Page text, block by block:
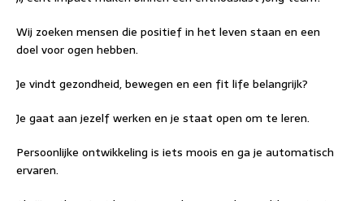
Wij zoeken mensen die positief in het leven staan en een
doel voor ogen hebben.
Je vindt gezondheid, bewegen en een fit life belangrijk?
Je gaat aan jezelf werken en je staat open om te leren.
Persoonlijke ontwikkeling is iets moois en ga je automatisch
ervaren.